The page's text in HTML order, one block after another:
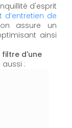
d'esprit
d’entretien de
assure un
ainsi
d'une
: